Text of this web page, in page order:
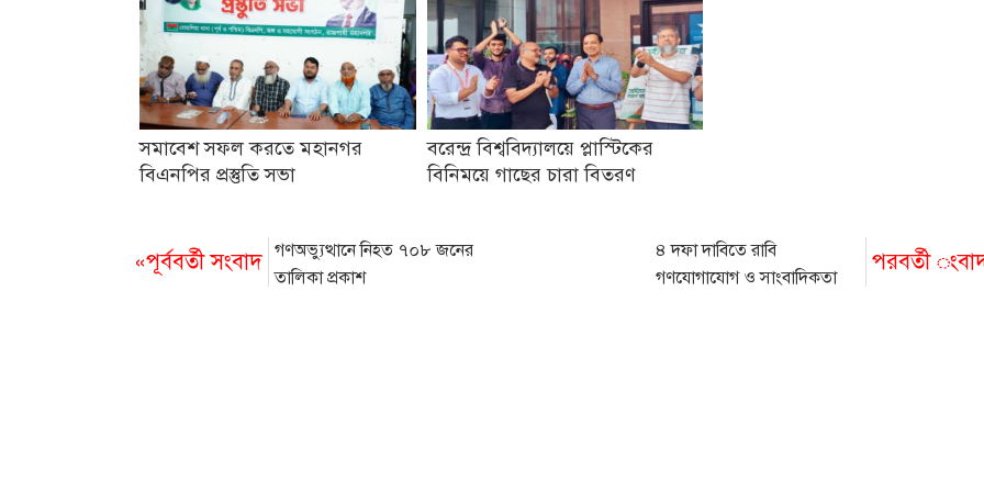
সমাবেশ সফল করতে মহানগর
বিএনপির প্রস্তুতি সভা
বরেন্দ্র বিশ্ববিদ্যালয়ে প্লাস্টিকের
বিনিময়ে গাছের চারা বিতরণ
«পূর্ববর্তী সংবাদ গণঅভ্যুত্থানে নিহত ৭০৮ জনের
তালিকা প্রকাশ
পরবর্তী
৪ দফা দাবিতে রাবি
গণযোগাযোগ ও সাংবাদিকতা